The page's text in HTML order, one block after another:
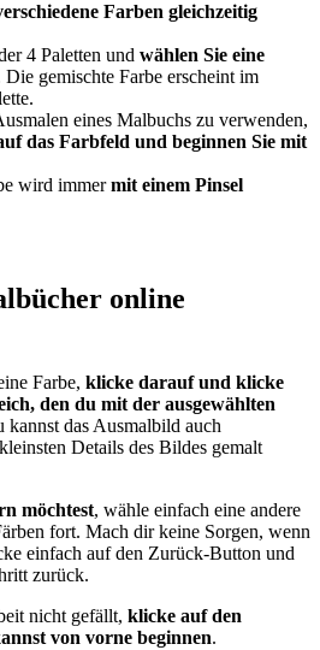
Farben gleichzeitig
4 Paletten und wählen Sie eine
Die gemischte Farbe erscheint im
eines Malbuchs zu verwenden,
das Farbfeld und beginnen Sie mit
wird immermit einem Pinsel
online
Farbe, klicke darauf und klicke
den du mit der ausgewählten
kannst das Ausmalbild auch
Details des Bildes gemalt
möchtest, wähle einfach eine andere
fort. Mach dir keine Sorgen, wenn
einfach auf den Zurück-Button und
zurück.
nicht gefällt, klicke auf den
von vorne beginnen.